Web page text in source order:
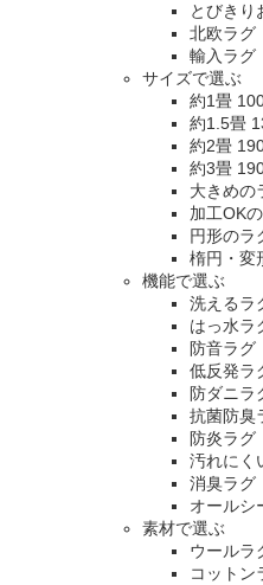
とびきり
北欧ラグ
輸入ラグ
サイズで選ぶ
約1畳
約1.5畳
約2畳
約3畳
大きめの
加工OK
円形のラ
楕円・変
機能で選ぶ
洗えるラ
はっ水ラ
防音ラグ
低反発ラ
防ダニラ
抗菌防臭
防炎ラグ
汚れにく
消臭ラグ
オールシ
素材で選ぶ
ウールラ
コットン